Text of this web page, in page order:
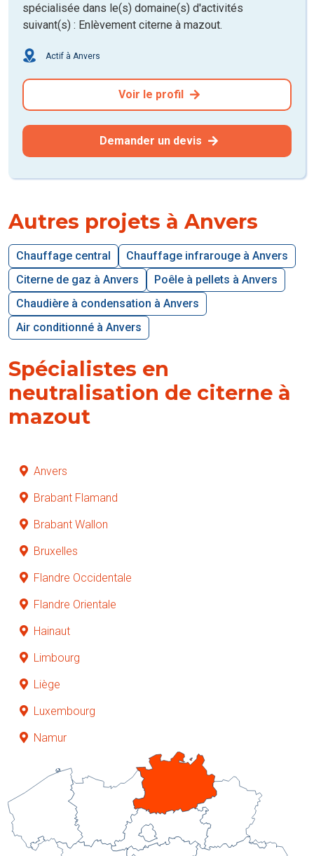
spécialisée dans le(s) domaine(s) d'activités
suivant(s) : Enlèvement citerne à mazout.
Actif à Anvers
Voir le profil
Demander un devis
Autres projets à Anvers
Chauffage central
Chauffage infrarouge à Anvers
Citerne de gaz à Anvers
Poêle à pellets à Anvers
Chaudière à condensation à Anvers
Air conditionné à Anvers
Spécialistes en
neutralisation de citerne à
mazout
Anvers
Brabant Flamand
Brabant Wallon
Bruxelles
Flandre Occidentale
Flandre Orientale
Hainaut
Limbourg
Liège
Luxembourg
Namur